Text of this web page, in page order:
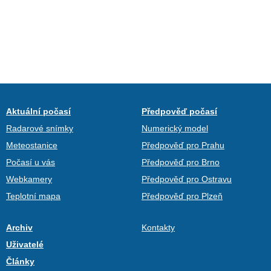
Aktuální počasí
Radarové snímky
Meteostanice
Počasí u vás
Webkamery
Teplotní mapa
Předpověď počasí
Numerický model
Předpověď pro Prahu
Předpověď pro Brno
Předpověď pro Ostravu
Předpověď pro Plzeň
Archiv
Uživatelé
Články
Kontakty